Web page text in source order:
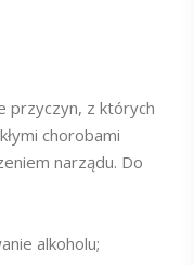
przyczyn, z których
chorobami
narządu. Do
alkoholu;